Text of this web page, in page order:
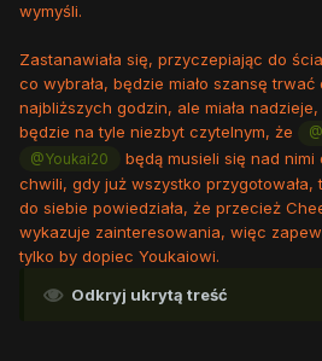
wymyśli.
Zastanawiała się, przyczepiając do
co wybrała, będzie miało szansę trwać
najbliższych godzin, ale miała
będzie na tyle niezbyt czytelnym, że
@Youkai20
będą musieli się nad
chwili, gdy już wszystko przygotowała,
do siebie powiedziała, że przecież
wykazuje zainteresowania, więc
tylko by dopiec Youkaiowi.
Odkryj ukrytą treść